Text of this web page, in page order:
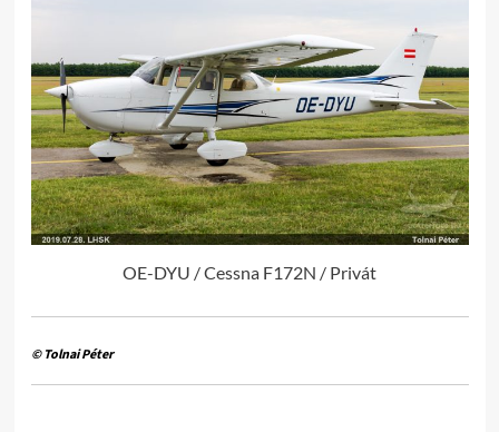
OE-DYU / Cessna F172N / Privát
© Tolnai Péter